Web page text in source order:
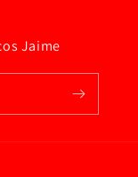
Jaime